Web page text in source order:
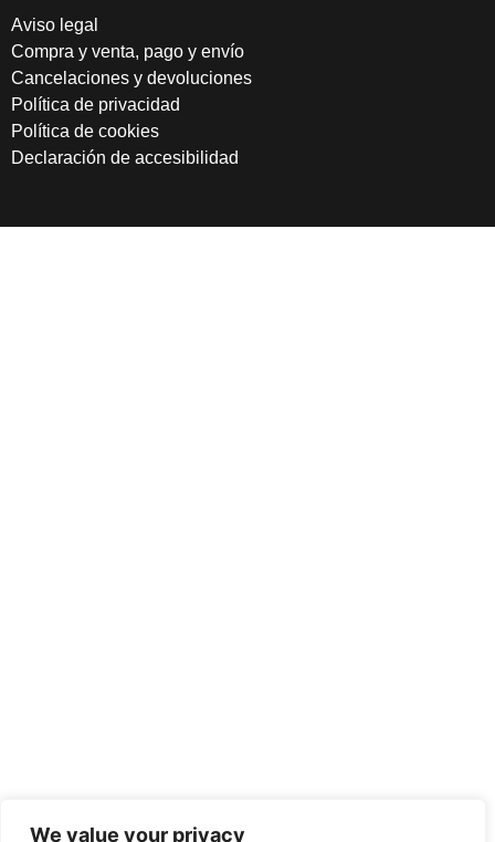
We value your privacy
Aviso legal
Compra y venta, pago y envío
Cancelaciones y devoluciones
Política de privacidad
Política de cookies
Declaración de accesibilidad